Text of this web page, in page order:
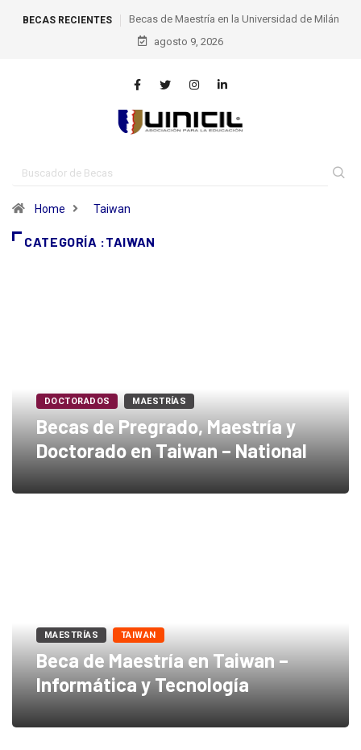
BECAS RECIENTES
Becas de Maestría en la Universidad de Milán
agosto 9, 2026
Home Taiwan
CATEGORÍA :TAIWAN
DOCTORADOS MAESTRÍAS
Becas de Pregrado, Maestría y
Doctorado en Taiwan – National
MAESTRÍAS TAIWAN
Beca de Maestría en Taiwan –
Informática y Tecnología